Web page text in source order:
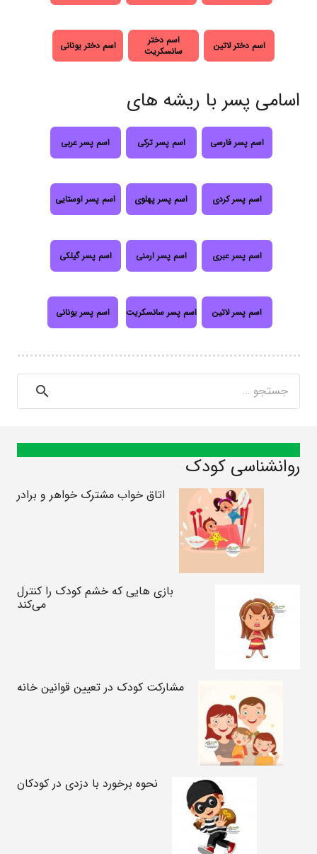
اسم دختر لاتین
اسم دختر
سانسکریت
اسم دختر یونانی
اسامی پسر با ریشه های
اسم پسر فارسی اسم پسر ترکی اسم پسر عربی
اسم پسر کردی اسم پسر پهلوی اسم پسر اوستایی
اسم پسر عبری اسم پسر ارمنی اسم پسر گیلکی
اسم پسر لاتین اسم پسر سانسکریت اسم پسر یونانی
برای:
روانشناسی کودک
اتاق خواب مشترک خواهر و برادر
بازی هایی که خشم کودک را کنترل
می‌کند
مشارکت کودک در تعیین قوانین خانه
نحوه برخورد با دزدی در کودکان